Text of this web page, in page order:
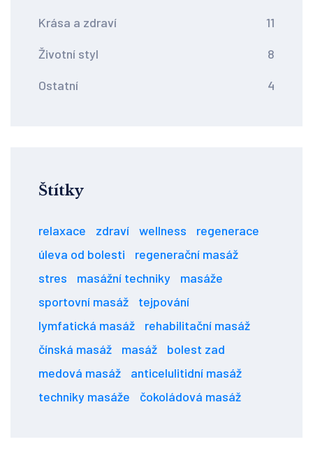
Krása a zdraví 11
Životní styl 8
Ostatní 4
Štítky
relaxace zdraví wellness
regenerace
úleva od bolesti
regenerační masáž
stres
masážní techniky
masáže
sportovní masáž
tejpování
lymfatická masáž
rehabilitační masáž
čínská masáž
masáž
bolest zad
medová masáž
anticelulitidní masáž
techniky masáže
čokoládová masáž